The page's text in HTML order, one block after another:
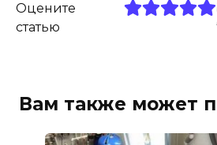
Оцените
статью
Вам также может